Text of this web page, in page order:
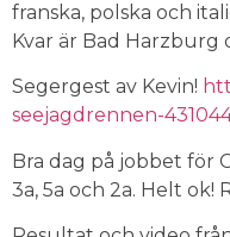
franska, polska och
Kvar är Bad
Segergest av Kevin!
seejagdrennen-
Bra dag på jobbet för
3a, 5a och 2a. Helt ok!